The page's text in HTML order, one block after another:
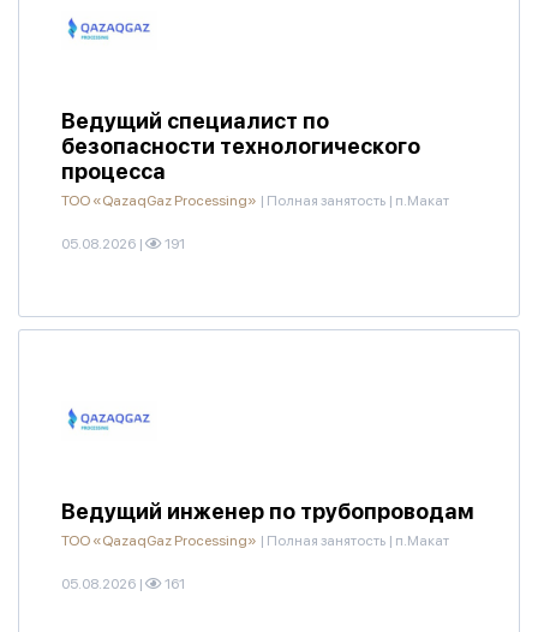
Ведущий специалист по
безопасности технологического
процесса
ТОО «QazaqGaz Processing» | Полная занятость | п.Макат
05.08.2026 | 191
Ведущий инженер по трубопроводам
ТОО «QazaqGaz Processing» | Полная занятость | п.Макат
05.08.2026 | 161